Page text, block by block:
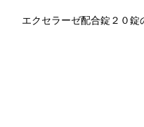
エクセラーゼ配合錠２０錠